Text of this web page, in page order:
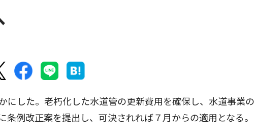
した。老朽化した水道管の更新費用を確保し、水道事業の
例改正案を提出し、可決されれば７月からの適用となる。